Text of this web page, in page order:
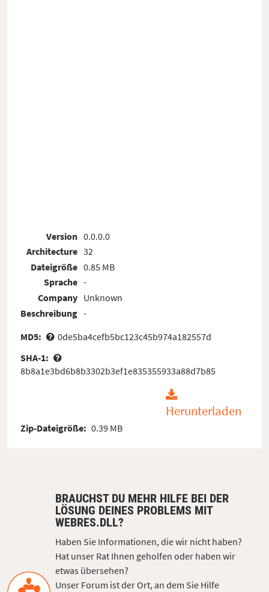
Version
Architecture
Dateigröße
Sprache
Company
Beschreibung
0.0.0.0
32
0.85 MB
-
Unknown
-
MD5:
0de5ba4cefb5bc123c45b974a182557d
SHA-1:
8b8a1e3bd6b8b3302b3ef1e835355933a88d7b85
Herunterladen
Zip-Dateigröße: 0.39 MB
BRAUCHST DU MEHR HILFE BEI DER
LÖSUNG DEINES PROBLEMS MIT
WEBRES.DLL?
Haben Sie Informationen, die wir nicht haben?
Hat unser Rat Ihnen geholfen oder haben wir
etwas übersehen?
Unser Forum ist der Ort, an dem Sie Hilfe